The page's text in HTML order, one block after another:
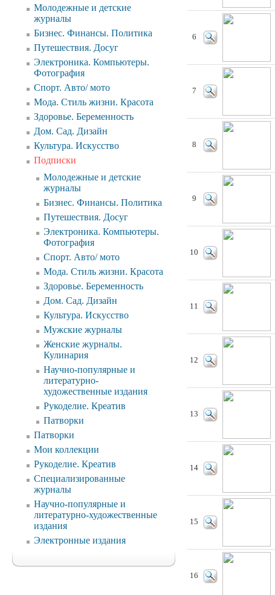
Молодежные и детские
журналы
Бизнес. Финансы. Политика
Путешествия. Досуг
Электроника. Компьютеры.
Фотография
Спорт. Авто/ мото
Мода. Стиль жизни. Красота
Здоровье. Беременность
Дом. Сад. Дизайн
Культура. Искусство
Подписки
Молодежные и детские
журналы
Бизнес. Финансы. Политика
Путешествия. Досуг
Электроника. Компьютеры.
Фотография
Спорт. Авто/ мото
Мода. Стиль жизни. Красота
Здоровье. Беременность
Дом. Сад. Дизайн
Культура. Искусство
Мужские журналы
Женские журналы.
Кулинария
Научно-популярные и
литературно-
художественные издания
Рукоделие. Креатив
Патворки
Патворки
Мои коллекции
Рукоделие. Креатив
Специализированные
журналы
Научно-популярные и
литературно-художественные
издания
Электронные издания
6
7
8
9
10
11
12
13
14
15
16